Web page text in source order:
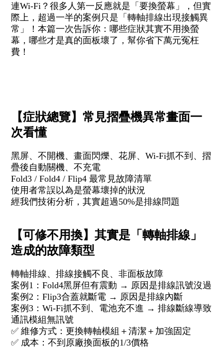
連Wi-Fi？很多人第一反應就是「要換螢幕」，但實
際上，超過一半的案例只是「轉軸排線出現接觸異
常」！本篇一次告訴你：哪些症狀其實不用換螢
幕，哪些才是真的面板壞了，幫你省下萬元冤枉
費！
【症狀總覽】常見摺疊機異常畫面一
次看懂
黑屏、不開機、畫面閃爍、花屏、Wi-Fi抓不到、摺
疊後自動關機、不充電
Fold3 / Fold4 / Flip4 最常見故障清單
使用者常誤以為是螢幕壞掉的狀況
經我們技術分析，其實超過50%是排線問題
【可修不用換】其實是「轉軸排線」
造成的故障類型
轉軸排線、排線接觸不良、非面板故障
案例1：Fold4黑屏但有震動 → 原因是排線訊號沒過
案例2：Flip3合蓋就斷電 → 原因是排線內斷
案例3：Wi-Fi抓不到、電池充不進 → 排線斷線導致
通訊模組無訊號
✅ 維修方式：更換轉軸模組＋清潔＋加強固定
✅ 成本：不到原廠換面板的1/3價格